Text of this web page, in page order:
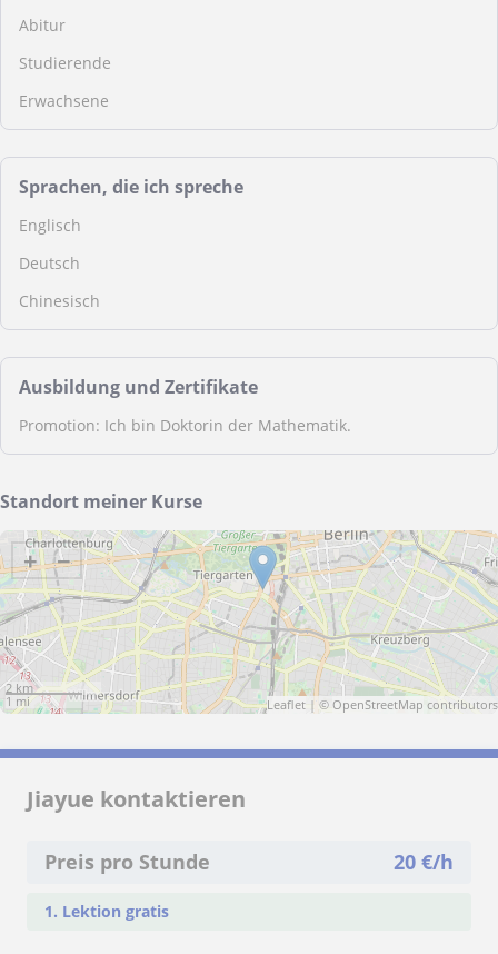
Abitur
Studierende
Erwachsene
Sprachen, die ich spreche
Englisch
Deutsch
Chinesisch
Ausbildung und Zertifikate
Promotion: Ich bin Doktorin der Mathematik.
Standort meiner Kurse
+ −
2 km
1 mi
Leaflet| © OpenStreetMap contributors
Jiayue kontaktieren
Preis pro Stunde 20€/h
1. Lektion gratis